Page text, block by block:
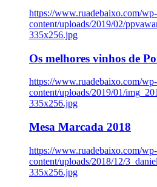
https://www.ruadebaixo.com/wp-
content/uploads/2019/02/
335x256.jpg
Os melhores vinhos de
https://www.ruadebaixo.com/wp-
content/uploads/2019/01/
335x256.jpg
Mesa Marcada 2018
https://www.ruadebaixo.com/wp-
content/uploads/2018/12/
335x256.jpg